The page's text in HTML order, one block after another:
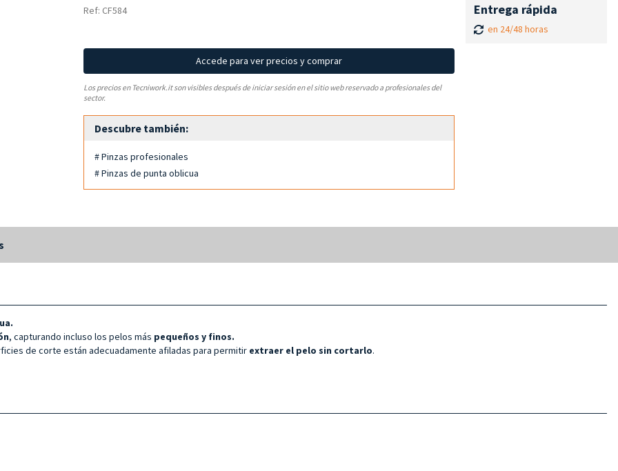
Ref: CF584
Accede para ver precios y comprar
Los precios en Tecniwork.it son visibles después de iniciar sesión en el sitio web reservado a profesionales del
sector.
Descubre también:
# Pinzas profesionales
# Pinzas de punta oblicua
Entrega rápida
en 24/48 horas
, capturando incluso los pelos más pequeños y finos.
de corte están adecuadamente afiladas para permitir extraer el pelo sin cortarlo.